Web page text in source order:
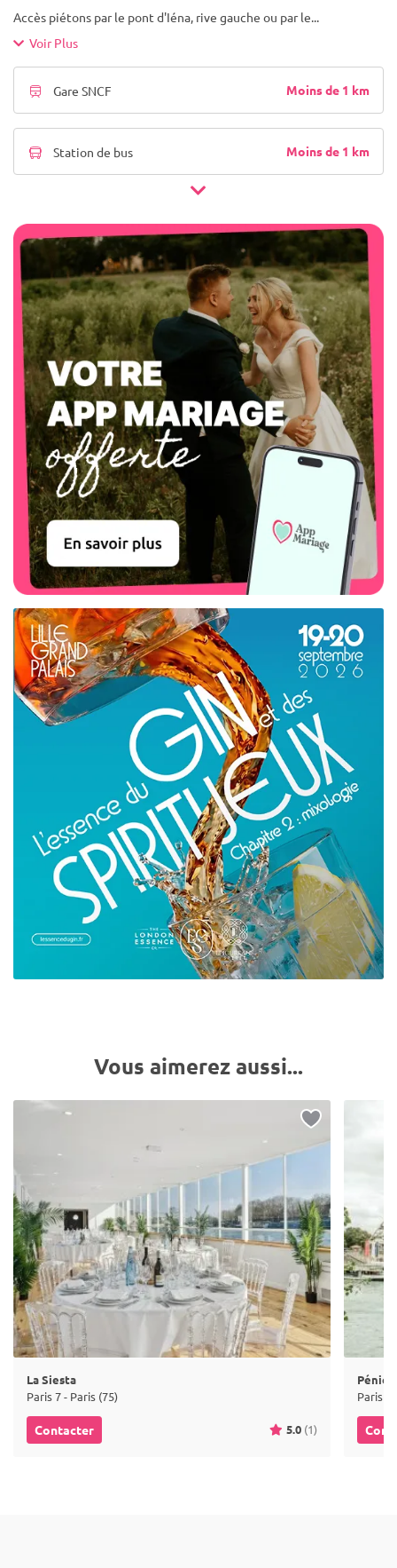
Accès piétons par le pont d'Iéna, rive gauche ou par le...
Voir Plus
Gare SNCF Moins de 1 km
Station de bus Moins de 1 km
Vous aimerez aussi...
La Siesta
Paris 7 - Paris (75)
Contacter 5.0 (1)
Paris 7